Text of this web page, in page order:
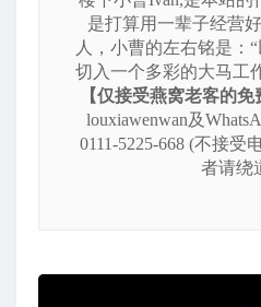
是打算用一辈子经营
人，小曹的左右铭是：
切入一个多彩的大马工
【仅接受燕窝老客的免
louxiawenwan及
0111-5225-668 (不接受
者请绕